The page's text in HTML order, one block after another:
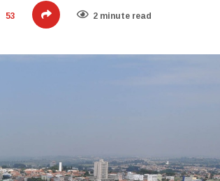
53 2 minute read